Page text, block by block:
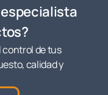
especialista
control de tus
calidad y